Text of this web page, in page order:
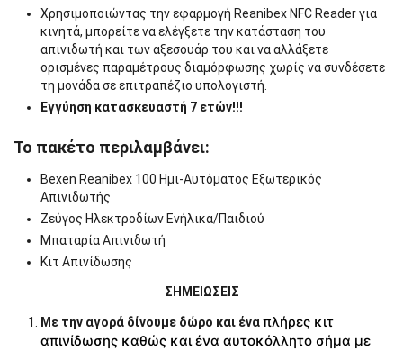
Χρησιμοποιώντας την εφαρμογή Reanibex NFC Reader για
κινητά, μπορείτε να ελέγξετε την κατάσταση του
απινιδωτή και των αξεσουάρ του και να αλλάξετε
ορισμένες παραμέτρους διαμόρφωσης χωρίς να συνδέσετε
τη μονάδα σε επιτραπέζιο υπολογιστή.
Εγγύηση κατασκευαστή 7 ετών!!!
Το πακέτο περιλαμβάνει:
Bexen Reanibex 100 Ημι-Αυτόματος Εξωτερικός
Απινιδωτής
Ζεύγος Ηλεκτροδίων Ενήλικα/Παιδιού
Μπαταρία Απινιδωτή
Κιτ Απινίδωσης
ΣΗΜΕΙΩΣΕΙΣ
Με την αγορά δίνουμε δώρο και έναπλήρες κιτ
απινίδωσης καθώς και ένα αυτοκόλλητο σήμα με